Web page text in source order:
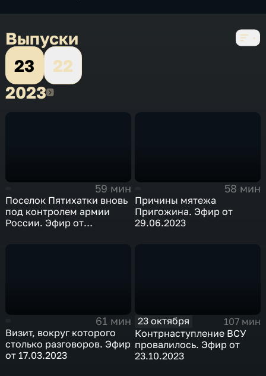
Выпуски
23
22
20232023
59 мин
Поселок Пятихатки вновь
под контролем армии
России. Эфир от
58 мин
Причины мятежа
Пригожина. Эфир от
29.06.2023
61 мин
Визит, вокруг которого
столько разговоров. Эфир
от 17.03.2023
23 октября
107 мин
Контрнаступление ВСУ
провалилось. Эфир от
23.10.2023